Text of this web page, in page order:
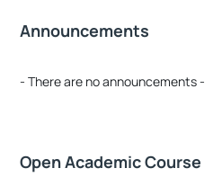
Announcements
- There are no announcements -
Open Academic Course